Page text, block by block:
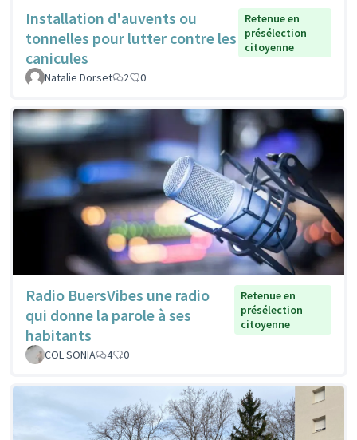
Installation d'auvents ou
tonnelles pour lutter contre les
canicules
Retenue en
présélection
citoyenne
Natalie Dorset 2 0
Radio BuersVibes une radio
qui donne la parole à ses
habitants
Retenue en
présélection
citoyenne
COL SONIA 4 0